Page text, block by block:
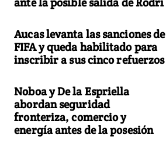
Aucas levanta las sanciones de
FIFA y queda habilitado para
inscribir a sus cinco refuerzos
Noboa y De la Espriella
abordan seguridad
fronteriza, comercio y
energía antes de la posesión